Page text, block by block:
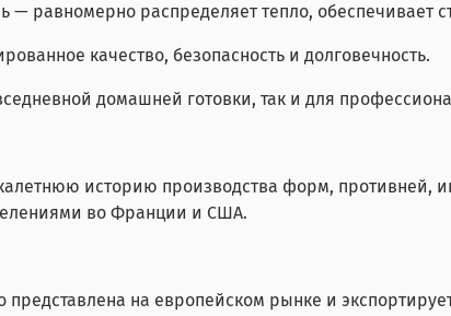
— равномерно распределяет тепло, обеспечивает
качество, безопасность и долговечность.
домашней готовки, так и для
историю производства форм, противней,
во Франции и США.
на европейском рынке и